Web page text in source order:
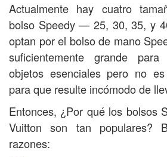
Actualmente hay cuatro
bolso Speedy — 25, 30, 35, y
optan por el bolso de mano
suficientemente grande
objetos esenciales pero no
para que resulte incómodo de
Entonces, ¿Por qué los bolsos
Vuitton son tan populares?
razones: